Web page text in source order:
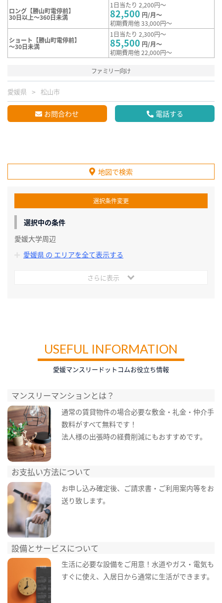
ロング【勝山町電停前】
30日以上～360日未満
1日当たり 2,200円～
82,500 円/月～
初期費用他 33,000円～
ショート【勝山町電停前】
～30日未満
1日当たり 2,300円～
85,500 円/月～
初期費用他 22,000円～
ファミリー向け
愛媛県 松山市
お問合わせ 電話する
地図で検索
選択条件変更
選択中の条件
愛媛大学周辺
愛媛県 の エリアを全て表示する
さらに表示
USEFUL INFORMATION
愛媛マンスリードットコムお役立ち情報
マンスリーマンションとは？
通常の賃貸物件の場合必要な敷金・礼金・仲介手
数料がすべて無料です！
法人様の出張時の経費削減にもおすすめです。
お支払い方法について
お申し込み確定後、ご請求書・ご利用案内等をお
送り致します。
設備とサービスについて
生活に必要な設備をご用意！水道やガス・電気も
すぐに使え、入居日から通常に生活ができます。